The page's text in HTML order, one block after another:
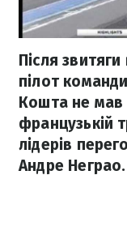
Після
пілот
Кошта не мав
французькій
лідерів
Андре Неграо.